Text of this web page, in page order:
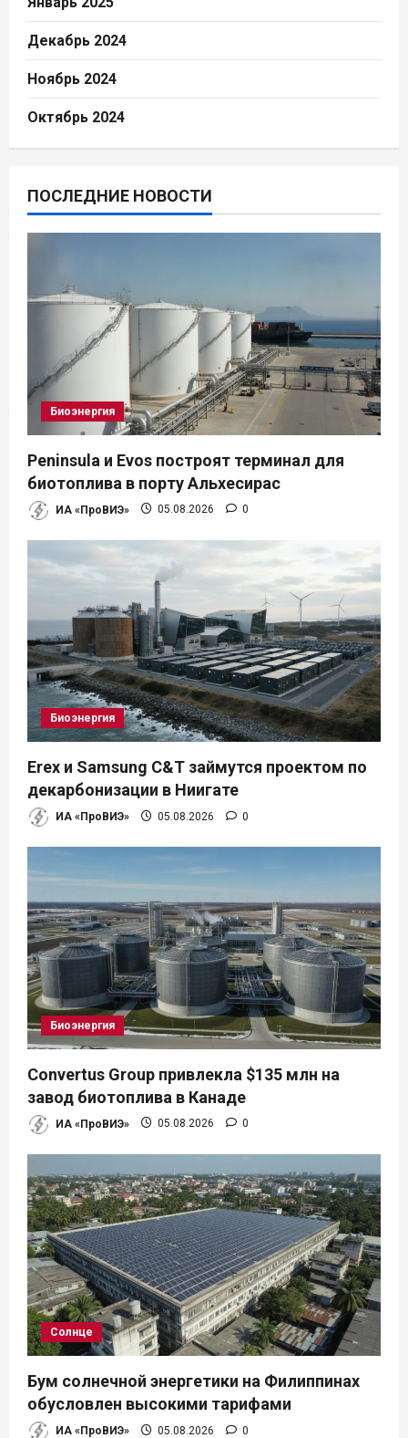
Декабрь 2024
Ноябрь 2024
Октябрь 2024
ПОСЛЕДНИЕ НОВОСТИ
Биоэнергия
Peninsula и Evos построят терминал для
биотоплива в порту Альхесирас
ИА «ПроВИЭ» 05.08.2026 0
Биоэнергия
Erex и Samsung C&T займутся проектом по
декарбонизации в Ниигате
ИА «ПроВИЭ» 05.08.2026 0
Биоэнергия
Convertus Group привлекла $135 млн на
завод биотоплива в Канаде
ИА «ПроВИЭ» 05.08.2026 0
Солнце
Бум солнечной энергетики на Филиппинах
обусловлен высокими тарифами
ИА «ПроВИЭ» 05.08.2026 0